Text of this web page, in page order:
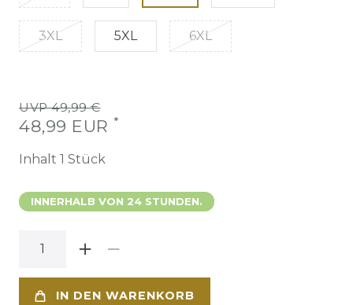
3XL 5XL 6XL
UVP 49,99 €
48,99 EUR *
Inhalt 1 Stück
INNERHALB VON 24 STUNDEN.
IN DEN WARENKORB